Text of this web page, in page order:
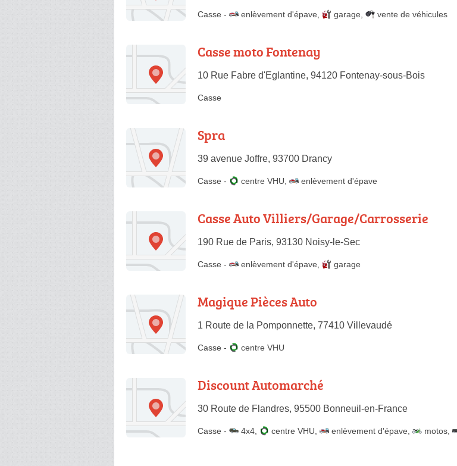
Casse - enlèvement d'épave garage vente de véhicules
Casse moto Fontenay
10 Rue Fabre d'Eglantine, 94120 Fontenay-sous-Bois
Casse
Spra
39 avenue Joffre, 93700 Drancy
Casse - centre VHU enlèvement d'épave
Casse Auto Villiers/Garage/Carrosserie
190 Rue de Paris, 93130 Noisy-le-Sec
Casse - enlèvement d'épave garage
Magique Pièces Auto
1 Route de la Pomponnette, 77410 Villevaudé
Casse - centre VHU
Discount Automarché
30 Route de Flandres, 95500 Bonneuil-en-France
Casse - 4x4 centre VHU enlèvement d'épave motos